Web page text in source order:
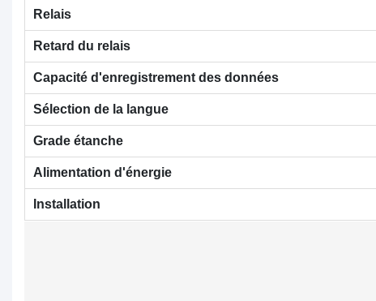
Relais
Retard du relais
Capacité d'enregistrement des données
Sélection de la langue
Grade étanche
Alimentation d'énergie
Installation